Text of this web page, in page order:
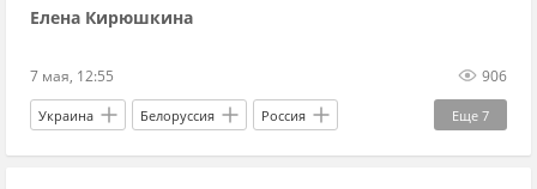
украинские националисты
Елена Кирюшкина
7 мая, 12:55 906
Еще 7
Украина Белоруссия Россия
Александр Дубинский Владимир Зеленский